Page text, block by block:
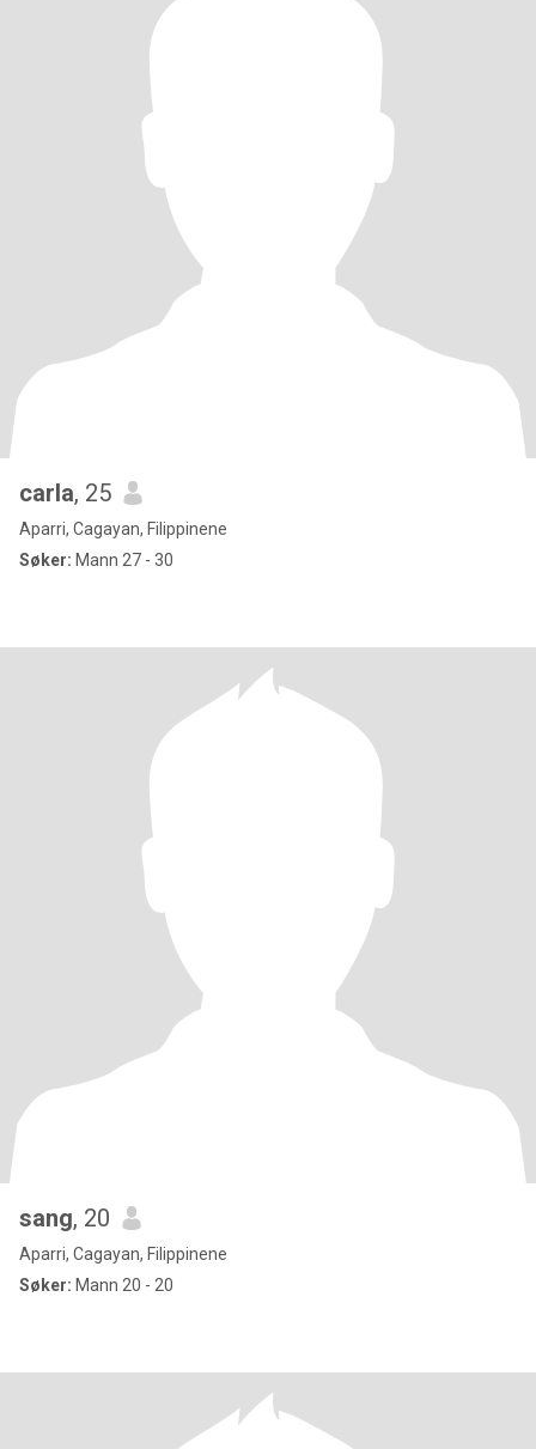
carla, 25
Aparri, Cagayan, Filippinene
Søker: Mann 27 - 30
sang, 20
Aparri, Cagayan, Filippinene
Søker: Mann 20 - 20